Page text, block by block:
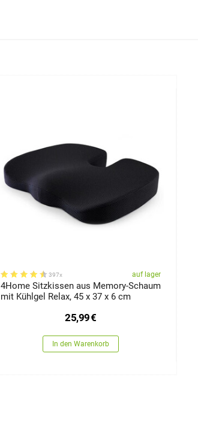
397x auf lager
4Home Sitzkissen aus Memory-Schaum
mit Kühlgel Relax, 45 x 37 x 6 cm
25,99€
In den Warenkorb